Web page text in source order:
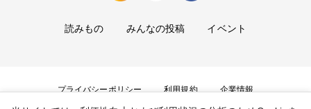
読みもの みんなの投稿 イベント
プライバシーポリシー 利用規約 企業情報